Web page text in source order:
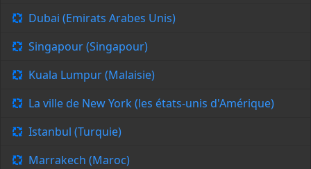
Dubai (Emirats Arabes Unis)
Singapour (Singapour)
Kuala Lumpur (Malaisie)
La ville de New York (les états-unis d'Amérique)
Istanbul (Turquie)
Marrakech (Maroc)